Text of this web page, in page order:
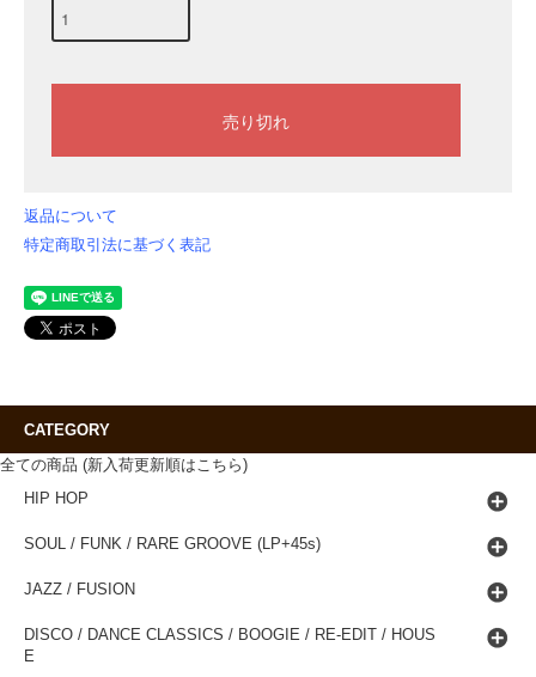
返品について
特定商取引法に基づく表記
CATEGORY
全ての商品 (新入荷更新順はこちら)
HIP HOP
SOUL / FUNK / RARE GROOVE (LP+45s)
JAZZ / FUSION
DISCO / DANCE CLASSICS / BOOGIE / RE-EDIT / HOUS
E